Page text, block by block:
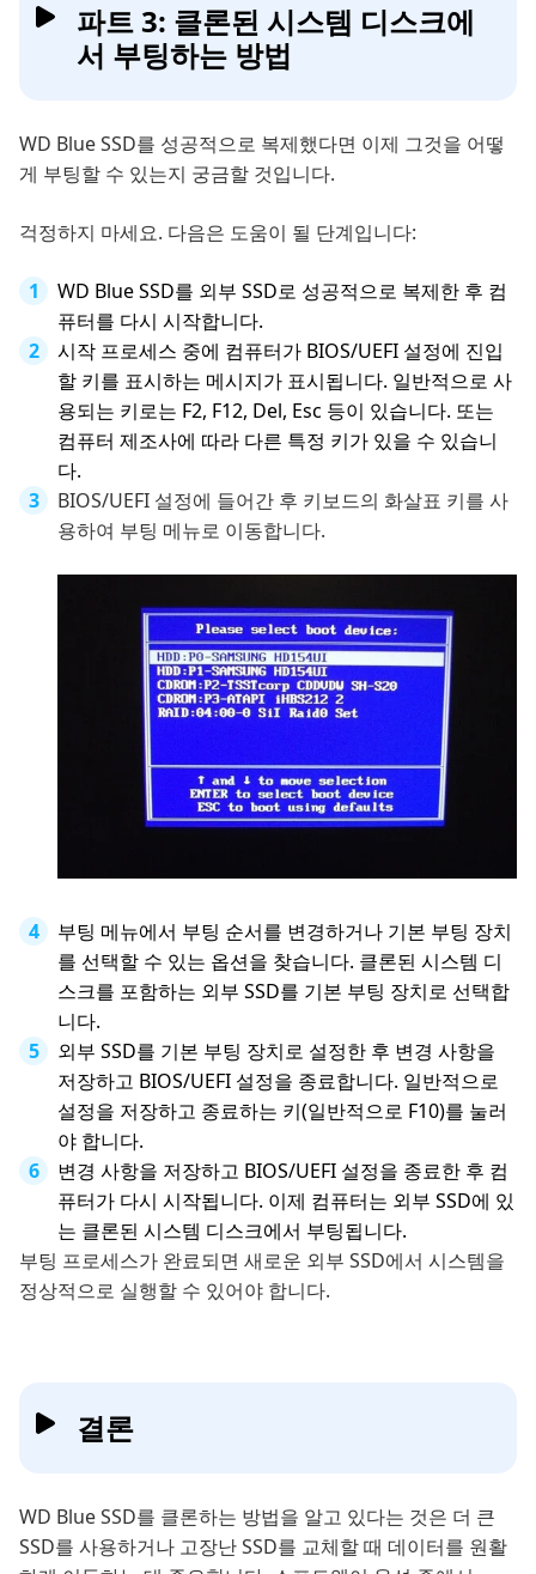
파트 3: 클론된 시스템 디스크에
서 부팅하는 방법
WD Blue SSD를 성공적으로 복제했다면 이제 그것을 어떻
게 부팅할 수 있는지 궁금할 것입니다.
걱정하지 마세요. 다음은 도움이 될 단계입니다:
WD Blue SSD를 외부 SSD로 성공적으로 복제한 후 컴
퓨터를 다시 시작합니다.
시작 프로세스 중에 컴퓨터가 BIOS/UEFI 설정에 진입
할 키를 표시하는 메시지가 표시됩니다. 일반적으로 사
용되는 키로는 F2, F12, Del, Esc 등이 있습니다. 또는
컴퓨터 제조사에 따라 다른 특정 키가 있을 수 있습니
다.
BIOS/UEFI 설정에 들어간 후 키보드의 화살표 키를 사
용하여 부팅 메뉴로 이동합니다.
부팅 메뉴에서 부팅 순서를 변경하거나 기본 부팅 장치
를 선택할 수 있는 옵션을 찾습니다. 클론된 시스템 디
스크를 포함하는 외부 SSD를 기본 부팅 장치로 선택합
니다.
외부 SSD를 기본 부팅 장치로 설정한 후 변경 사항을
저장하고 BIOS/UEFI 설정을 종료합니다. 일반적으로
설정을 저장하고 종료하는 키(일반적으로 F10)를 눌러
야 합니다.
변경 사항을 저장하고 BIOS/UEFI 설정을 종료한 후 컴
퓨터가 다시 시작됩니다. 이제 컴퓨터는 외부 SSD에 있
는 클론된 시스템 디스크에서 부팅됩니다.
부팅 프로세스가 완료되면 새로운 외부 SSD에서 시스템을
정상적으로 실행할 수 있어야 합니다.
결론
WD Blue SSD를 클론하는 방법을 알고 있다는 것은 더 큰
SSD를 사용하거나 고장난 SSD를 교체할 때 데이터를 원활